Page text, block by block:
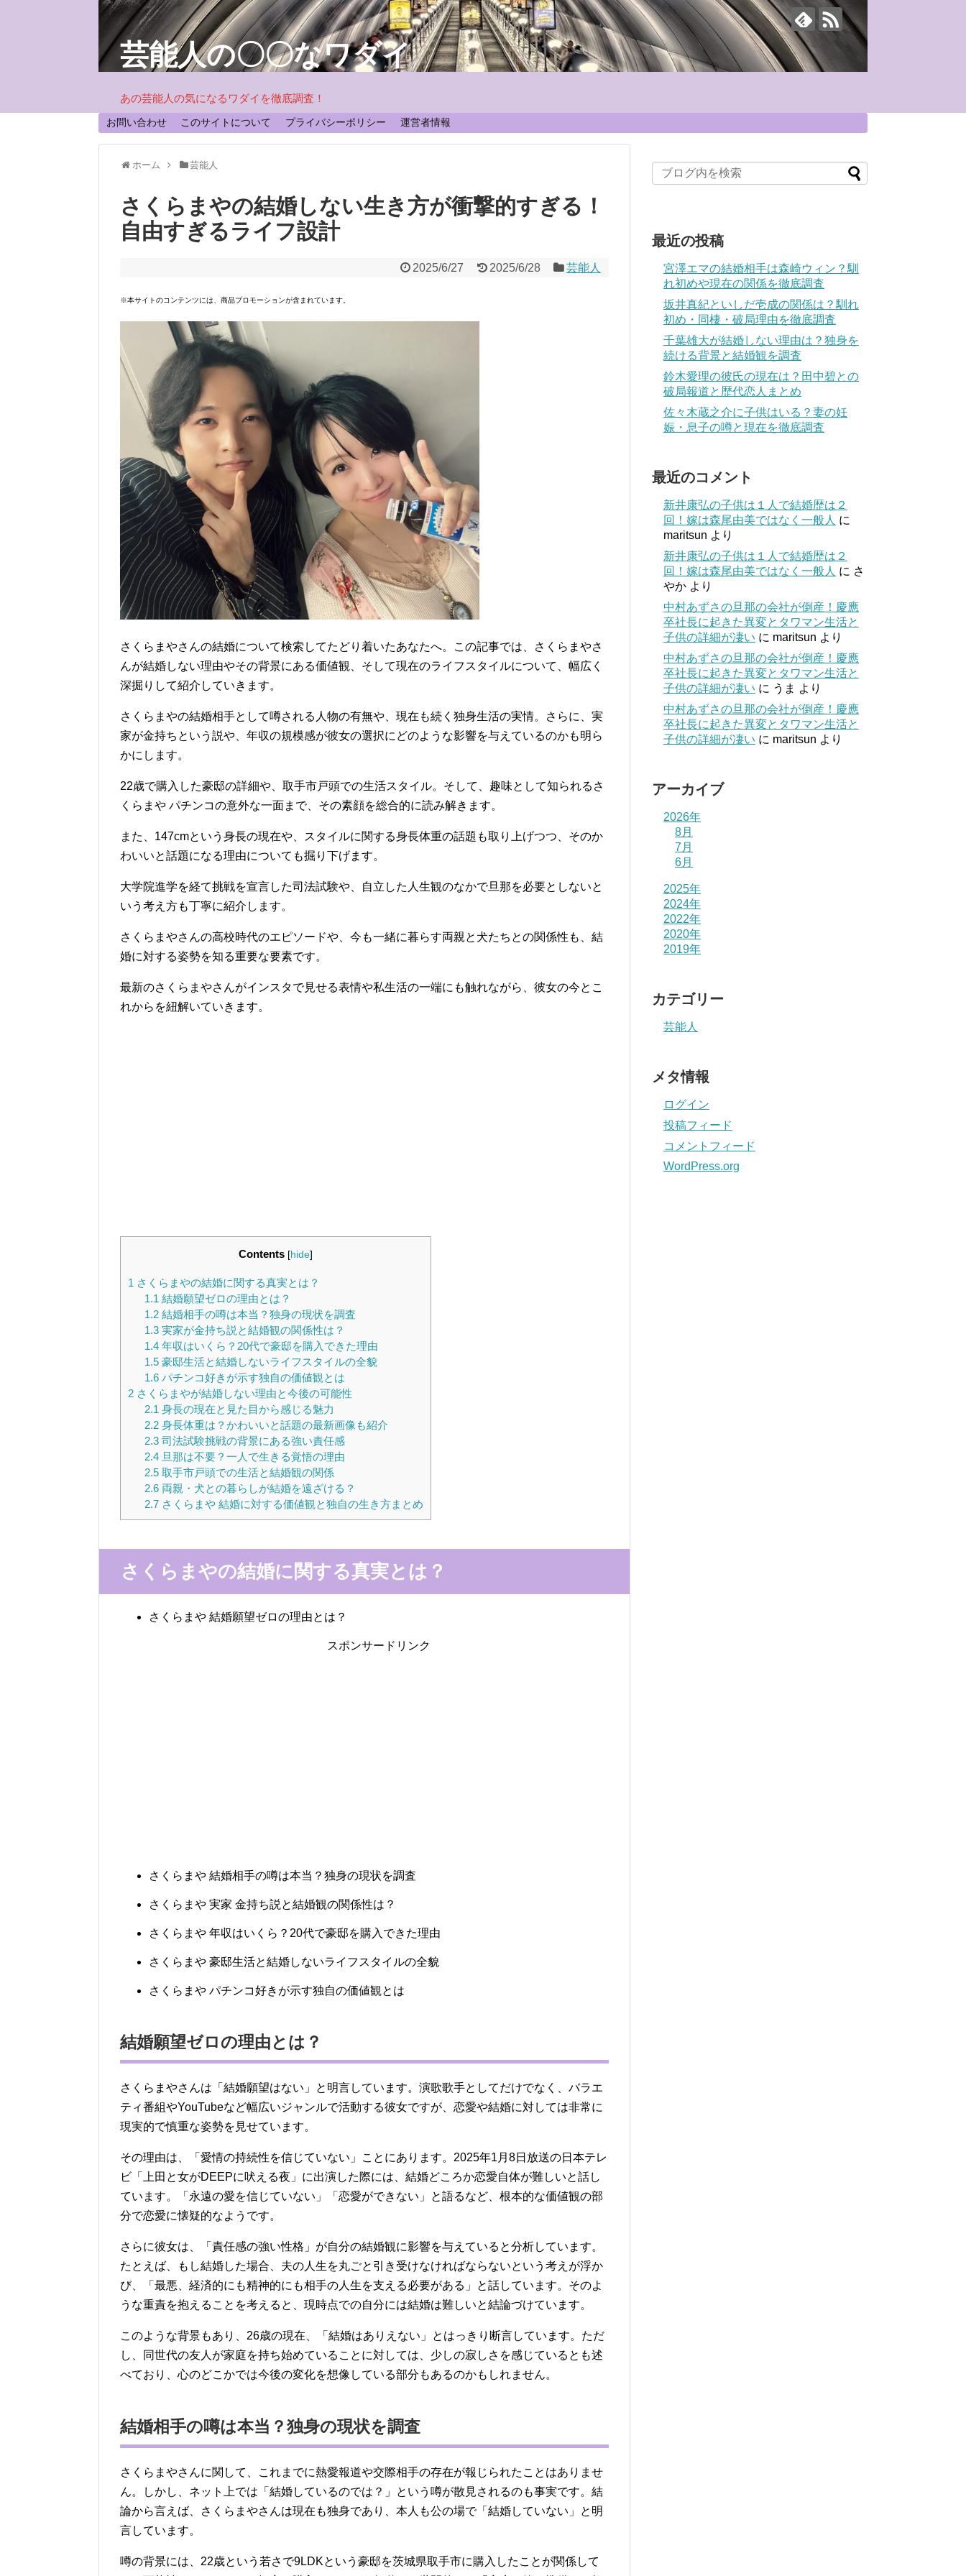
芸能人の〇〇なワダイ
あの芸能人の気になるワダイを徹底調査！
お問い合わせ このサイトについて プライバシーポリシー 運営者情報
ホーム 芸能人
さくらまやの結婚しない生き方が衝撃的すぎる！
自由すぎるライフ設計
2025/6/27 2025/6/28 芸能人
※本サイトのコンテンツには、商品プロモーションが含まれています。
さくらまやさんの結婚について検索してたどり着いたあなたへ。この記事では、さくらまやさ
んが結婚しない理由やその背景にある価値観、そして現在のライフスタイルについて、幅広く
深掘りして紹介していきます。
さくらまやの結婚相手として噂される人物の有無や、現在も続く独身生活の実情。さらに、実
家が金持ちという説や、年収の規模感が彼女の選択にどのような影響を与えているのかも明ら
かにします。
22歳で購入した豪邸の詳細や、取手市戸頭での生活スタイル。そして、趣味として知られるさ
くらまや パチンコの意外な一面まで、その素顔を総合的に読み解きます。
また、147cmという身長の現在や、スタイルに関する身長体重の話題も取り上げつつ、そのか
わいいと話題になる理由についても掘り下げます。
大学院進学を経て挑戦を宣言した司法試験や、自立した人生観のなかで旦那を必要としないと
いう考え方も丁寧に紹介します。
さくらまやさんの高校時代のエピソードや、今も一緒に暮らす両親と犬たちとの関係性も、結
婚に対する姿勢を知る重要な要素です。
最新のさくらまやさんがインスタで見せる表情や私生活の一端にも触れながら、彼女の今とこ
れからを紐解いていきます。
Contents [hide]
1 さくらまやの結婚に関する真実とは？
1.1 結婚願望ゼロの理由とは？
1.2結婚相手の噂は本当？独身の現状を調査
1.3実家が金持ち説と結婚観の関係性は？
1.4年収はいくら？20代で豪邸を購入できた理由
1.5豪邸生活と結婚しないライフスタイルの全貌
1.6パチンコ好きが示す独自の価値観とは
2 さくらまやが結婚しない理由と今後の可能性
2.1 身長の現在と見た目から感じる魅力
2.2身長体重は？かわいいと話題の最新画像も紹介
2.3司法試験挑戦の背景にある強い責任感
2.4旦那は不要？一人で生きる覚悟の理由
2.5取手市戸頭での生活と結婚観の関係
2.6両親・犬との暮らしが結婚を遠ざける？
2.7さくらまや 結婚に対する価値観と独自の生き方まとめ
さくらまやの結婚に関する真実とは？
さくらまや 結婚願望ゼロの理由とは？
スポンサードリンク
さくらまや 結婚相手の噂は本当？独身の現状を調査
さくらまや 実家 金持ち説と結婚観の関係性は？
さくらまや 年収はいくら？20代で豪邸を購入できた理由
さくらまや 豪邸生活と結婚しないライフスタイルの全貌
さくらまや パチンコ好きが示す独自の価値観とは
結婚願望ゼロの理由とは？
さくらまやさんは「結婚願望はない」と明言しています。演歌歌手としてだけでなく、バラエ
ティ番組やYouTubeなど幅広いジャンルで活動する彼女ですが、恋愛や結婚に対しては非常に
現実的で慎重な姿勢を見せています。
その理由は、「愛情の持続性を信じていない」ことにあります。2025年1月8日放送の日本テレ
ビ「上田と女がDEEPに吠える夜」に出演した際には、結婚どころか恋愛自体が難しいと話し
ています。「永遠の愛を信じていない」「恋愛ができない」と語るなど、根本的な価値観の部
分で恋愛に懐疑的なようです。
さらに彼女は、「責任感の強い性格」が自分の結婚観に影響を与えていると分析しています。
たとえば、もし結婚した場合、夫の人生を丸ごと引き受けなければならないという考えが浮か
び、「最悪、経済的にも精神的にも相手の人生を支える必要がある」と話しています。そのよ
うな重責を抱えることを考えると、現時点での自分には結婚は難しいと結論づけています。
このような背景もあり、26歳の現在、「結婚はありえない」とはっきり断言しています。ただ
し、同世代の友人が家庭を持ち始めていることに対しては、少しの寂しさを感じているとも述
べており、心のどこかでは今後の変化を想像している部分もあるのかもしれません。
結婚相手の噂は本当？独身の現状を調査
さくらまやさんに関して、これまでに熱愛報道や交際相手の存在が報じられたことはありませ
ん。しかし、ネット上では「結婚しているのでは？」という噂が散見されるのも事実です。結
論から言えば、さくらまやさんは現在も独身であり、本人も公の場で「結婚していない」と明
言しています。
噂の背景には、22歳という若さで9LDKという豪邸を茨城県取手市に購入したことが関係して
最近の投稿
宮澤エマの結婚相手は森崎ウィン？馴
れ初めや現在の関係を徹底調査
坂井真紀といしだ壱成の関係は？馴れ
初め・同棲・破局理由を徹底調査
千葉雄大が結婚しない理由は？独身を
続ける背景と結婚観を調査
鈴木愛理の彼氏の現在は？田中碧との
破局報道と歴代恋人まとめ
佐々木蔵之介に子供はいる？妻の妊
娠・息子の噂と現在を徹底調査
最近のコメント
新井康弘の子供は１人で結婚歴は２
回！嫁は森尾由美ではなく一般人 に
maritsun より
新井康弘の子供は１人で結婚歴は２
回！嫁は森尾由美ではなく一般人 に さ
やか より
中村あずさの旦那の会社が倒産！慶應
卒社長に起きた異変とタワマン生活と
子供の詳細が凄い に maritsun より
中村あずさの旦那の会社が倒産！慶應
卒社長に起きた異変とタワマン生活と
子供の詳細が凄い に うま より
中村あずさの旦那の会社が倒産！慶應
卒社長に起きた異変とタワマン生活と
子供の詳細が凄い に maritsun より
アーカイブ
2026年
8月
7月
6月
2025年
2024年
2022年
2020年
2019年
カテゴリー
芸能人
メタ情報
ログイン
投稿フィード
コメントフィード
WordPress.org